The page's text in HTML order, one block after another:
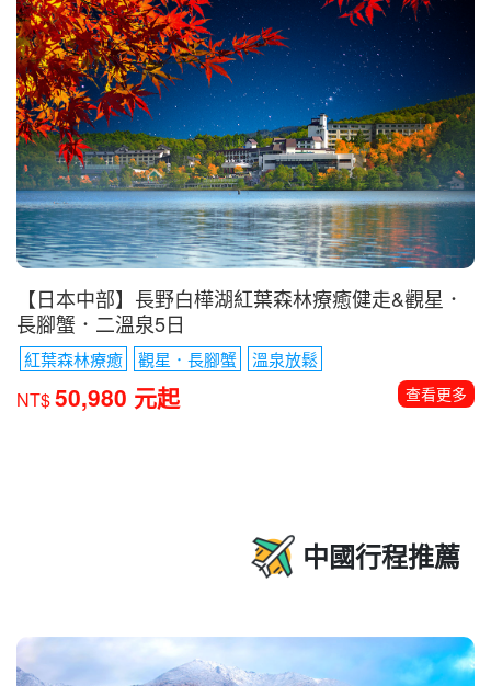
【日本中部】長野白樺湖紅葉森林療癒健走&觀星．
長腳蟹．二溫泉5日
紅葉森林療癒 觀星．長腳蟹 溫泉放鬆
NT$50,980 元起 查看更多
中國行程推薦